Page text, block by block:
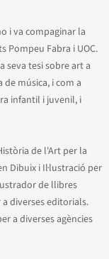
i va compaginar la
Pompeu Fabra i UOC.
seva tesi sobre art a
música, i com a
infantil i juvenil, i
de l'Art per la
Dibuix i Il·lustració per
de llibres
diverses editorials.
a diverses agències